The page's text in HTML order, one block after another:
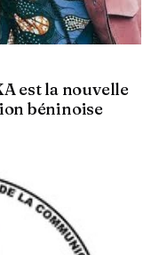
est la nouvelle
béninoise